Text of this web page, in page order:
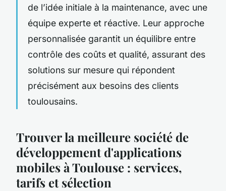
de l’idée initiale à la maintenance, avec une
équipe experte et réactive. Leur approche
personnalisée garantit un équilibre entre
contrôle des coûts et qualité, assurant des
solutions sur mesure qui répondent
précisément aux besoins des clients
toulousains.
Trouver la meilleure société de
développement d'applications
mobiles à Toulouse : services,
tarifs et sélection